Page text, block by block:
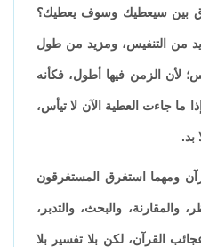
بين سيعطيك وسوف يعطيك؟
من التنفيس، ومزيد من طول
لأن الزمن فيها أطول، فكأنه
ما جاءت العطية الآن لا تيأس،
بد.
ومهما استغرق المستغرقون
والمقارنة، والبحث، والتدبر،
القرآن، لكن بلا تفسير بلا